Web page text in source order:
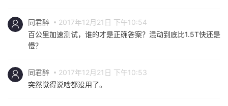
同君醉
2017年12月21日 下午10:54
百公里加速测试，谁的才是正确答案？混动到底比1.5T快还是
慢？
同君醉
2017年12月21日 下午10:53
突然觉得说啥都没用了。